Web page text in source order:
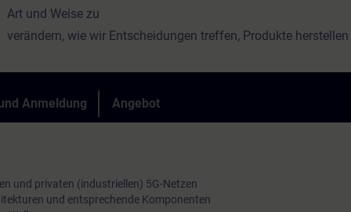
Art und Weise zu
verändern, wie wir Entscheidungen treffen, Produkte herstellen
aus
unterschiedlichen Elementen und Merkmalen bestehen.
Anmeldung Angebot
und privaten (industriellen) 5G-Netzen
und entsprechende Komponenten